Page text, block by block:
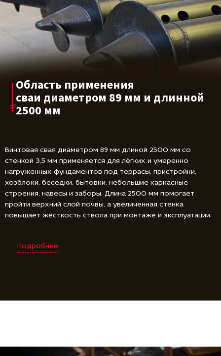
Область применения
сваи диаметром 89 мм и длинной
2500 мм
Винтовая свая диаметром 89 мм длиной 2500 мм со
стенкой 3,5 мм применяется для лёгких и умеренно
нагруженных фундаментов под террасы, пристройки,
хозблоки, беседки, бытовки, небольшие каркасные
строения, навесы и заборы. Длина 2500 мм помогает
пройти верхний слой почвы, а увеличенная стенка
повышает жёсткость ствола при монтаже и эксплуатации.
Подробнее